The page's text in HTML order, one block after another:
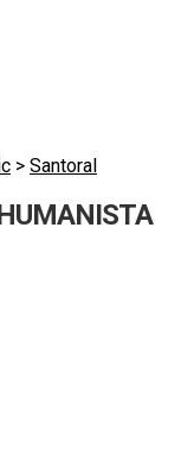
el
> Santoral